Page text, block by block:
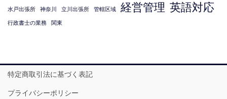
水戸出張所 神奈川 立川出張所 管轄区域 経営管理 英語対応
行政書士の業務 関東
特定商取引法に基づく表記
プライバシーポリシー